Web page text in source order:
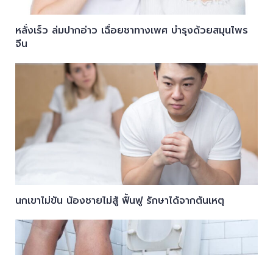
หลั่งเร็ว ล่มปากอ่าว เฉื่อยชาทางเพศ บำรุงด้วยสมุนไพร
จีน
นกเขาไม่ขัน น้องชายไม่สู้ ฟื้นฟู รักษาได้จากต้นเหตุ